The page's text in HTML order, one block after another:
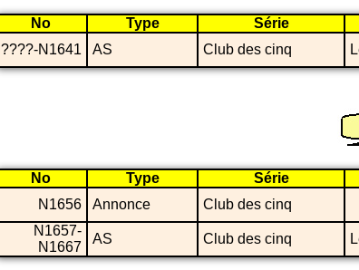
No Type Série
????-N1641
AS Club des cinq
No Type Série
N1656
Annonce Club des cinq
N1657-
N1667
AS Club des cinq